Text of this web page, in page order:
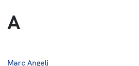
Ankauf
A
Marc Angeli